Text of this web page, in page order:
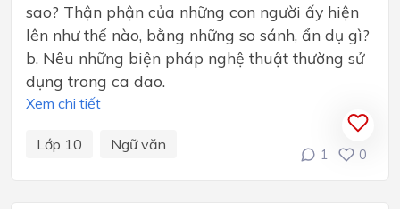
sao? Thận phận của những con người ấy hiện
lên như thế nào, bằng những so sánh, ẩn dụ gì?
b. Nêu những biện pháp nghệ thuật thường sử
dụng trong ca dao.
Xem chi tiết
Lớp 10 Ngữ văn
1 0